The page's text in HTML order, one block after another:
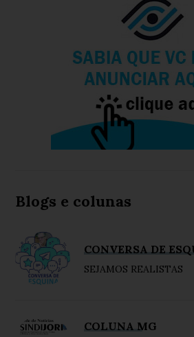
Blogs e colunas
CONVERSA DE
SEJAMOS REALISTAS
COLUNA MG